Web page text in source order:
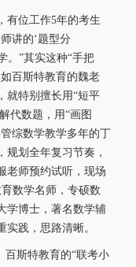
有位工作5年的考生
讲的‘题型分
。”其实这种“手把
百斯特教育的魏老
就特别擅长用“短平
代数题，用“画图
综数学教学多年的丁
划全年复习节奏，
老师预约试听，现场
数学名师，专硕数
学博士，著名数学辅
践，思路清晰。
百斯特教育的“联考小